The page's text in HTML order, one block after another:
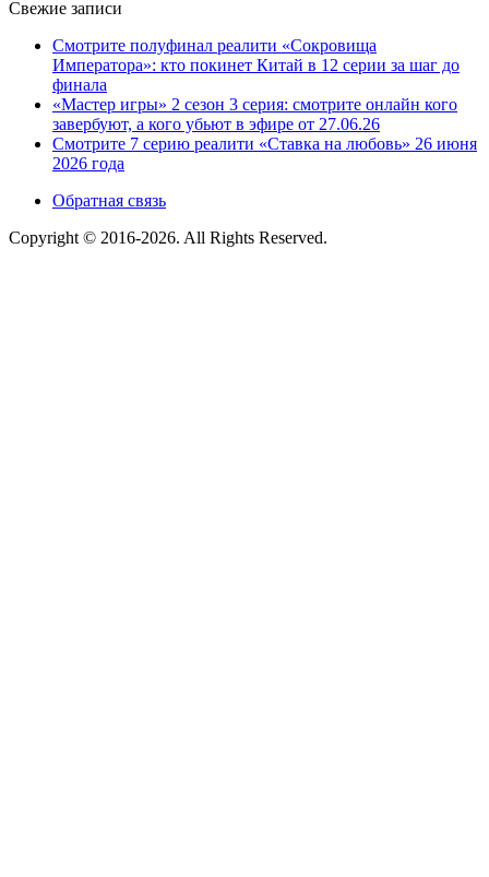
Свежие записи
Смотрите полуфинал реалити «Сокровища
Императора»: кто покинет Китай в 12 серии за шаг до
финала
«Мастер игры» 2 сезон 3 серия: смотрите онлайн кого
завербуют, а кого убьют в эфире от 27.06.26
Смотрите 7 серию реалити «Ставка на любовь» 26 июня
2026 года
Обратная связь
Copyright © 2016-2026. All Rights Reserved.